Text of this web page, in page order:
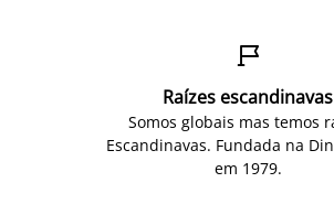

Raízes escandinavas
Somos globais mas temos
Escandinavas. Fundada na
em 1979.